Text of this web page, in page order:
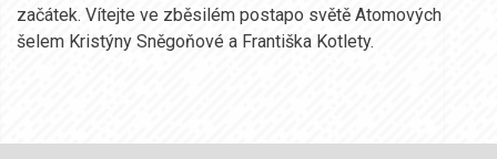
začátek. Vítejte ve zběsilém postapo světě Atomových
šelem Kristýny Sněgoňové a Františka Kotlety.